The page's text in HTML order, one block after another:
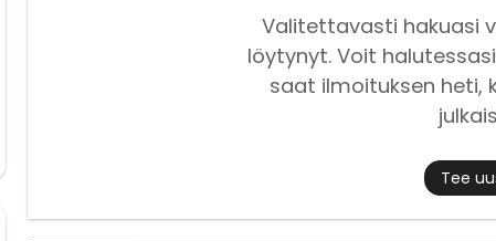
Valitettavasti hakuasi
löytynyt. Voit
saat ilmoituksen heti,
Tee